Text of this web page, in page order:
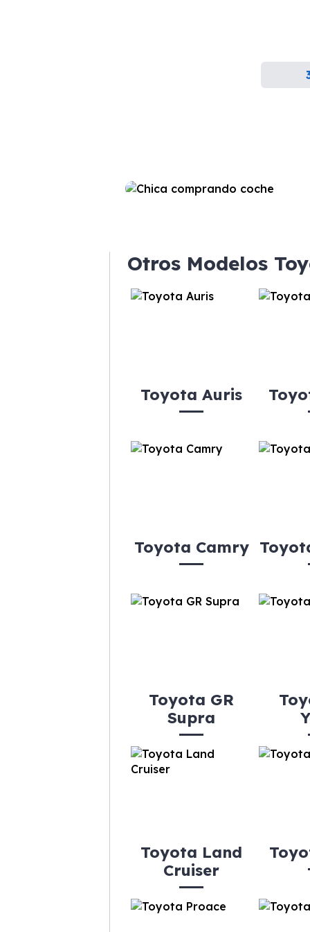
Otros Modelos
Toyota Auris
Toyota Camry
Toyota GR
Supra
Toyota Land
Cruiser